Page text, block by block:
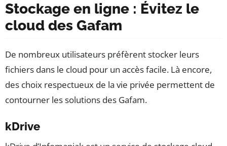
Stockage en ligne : Évitez le
cloud des Gafam
De nombreux utilisateurs préfèrent stocker leurs
fichiers dans le cloud pour un accès facile. Là encore,
des choix respectueux de la vie privée permettent de
contourner les solutions des Gafam.
kDrive